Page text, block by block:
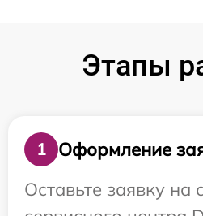
Этапы
1
Оформление
Оставьте заявку на